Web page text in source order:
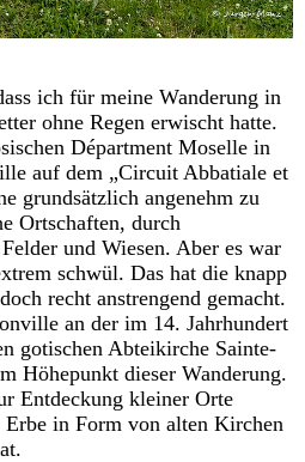
ich für meine Wanderung in
ohne Regen erwischt hatte.
Départment Moselle in
auf dem „Circuit Abbatiale et
grundsätzlich angenehm zu
Ortschaften, durch
und Wiesen. Aber es war
schwül. Das hat die knapp
recht anstrengend gemacht.
an der im 14. Jahrhundert
gotischen Abteikirche Sainte-
Höhepunkt dieser Wanderung.
Entdeckung kleiner Orte
in Form von alten Kirchen